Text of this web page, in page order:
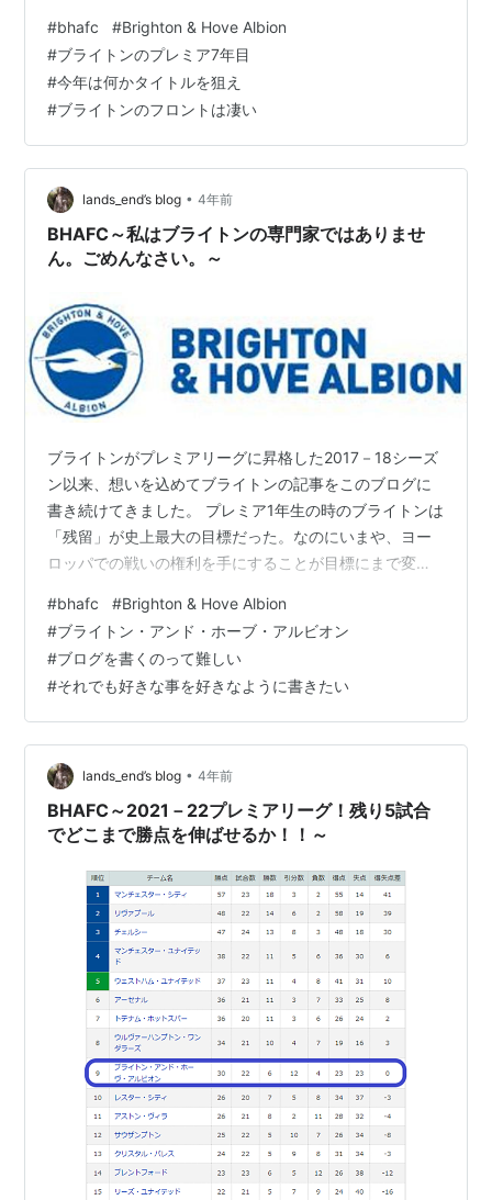
きながら、プレミア初陣となったマンC戦を観て感涙して
いたのに・・・。 そのブライトンが！ヨーロッパを戦場
に戦う日が来るなんて！！ もう今度は消極的な願いはし
ません。 目指せ、欧州制覇！ です。 ブライトンのプレ
ミアリーグ7年目が始まったので、思うことをまとめてお
きます。
#bhafc #Brighton & Hove Albion
#ブライトンのプレミア7年目
#今年は何かタイトルを狙え
#ブライトンのフロントは凄い
lands_end’s blog • 4年前
BHAFC～私はブライトンの専門家ではありませ
ん。ごめんなさい。～
ブライトンがプレミアリーグに昇格した2017－18シーズ
ン以来、想いを込めてブライトンの記事をこのブログに
書き続けてきました。 プレミア1年生の時のブライトンは
「残留」が史上最大の目標だった。なのにいまや、ヨー
ロッパでの戦いの権利を手にすることが目標にまで変わ
乱舞していたら、予想外のまさかの事態に巻き込まれて
しまい、暫く記事の更新が出来ずにいました。 悩んだけ
ど、どうしたらいいのか判らず、想うことを書くことに
しました。 私は、ただのブライトン好きの素人サポータ
ーだ・・・と。
#bhafc #Brighton & Hove Albion
#ブライトン・アンド・ホーブ・アルビオン
#ブログを書くのって難しい
#それでも好きな事を好きなように書きたい
lands_end’s blog • 4年前
BHAFC～2021－22プレミアリーグ！残り5試合
でどこまで勝点を伸ばせるか！！～